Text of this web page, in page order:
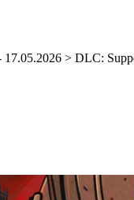
> DLC: